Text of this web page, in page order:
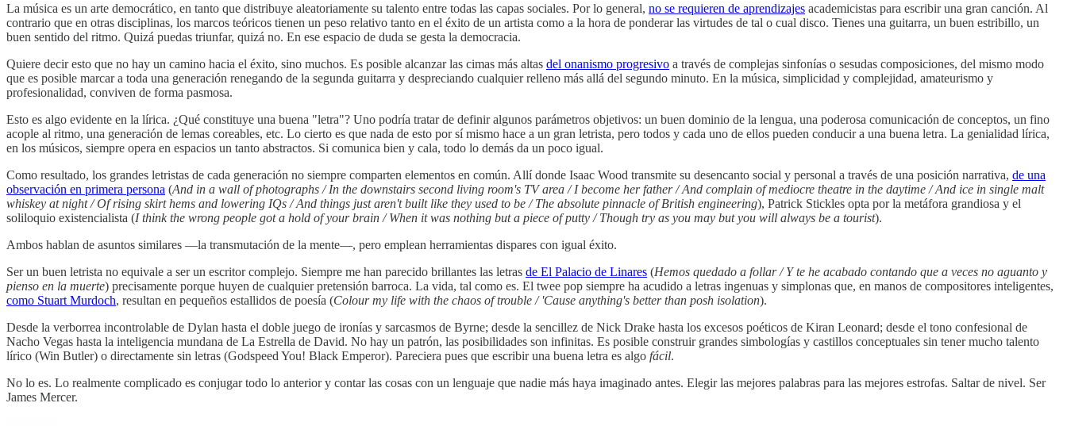
La música es un arte democrático, en tanto que distribuye aleatoriamente su talento entre todas las capas sociales. Por lo general, no se requieren de aprendizajes academicistas para escribir una gran canción. Al
contrario que en otras disciplinas, los marcos teóricos tienen un peso relativo tanto en el éxito de un artista como a la hora de ponderar las virtudes de tal o cual disco. Tienes una guitarra, un buen estribillo, un
buen sentido del ritmo. Quizá puedas triunfar, quizá no. En ese espacio de duda se gesta la democracia.
Quiere decir esto que no hay un camino hacia el éxito, sino muchos. Es posible alcanzar las cimas más altas del onanismo progresivo a través de complejas sinfonías o sesudas composiciones, del mismo modo
que es posible marcar a toda una generación renegando de la segunda guitarra y despreciando cualquier relleno más allá del segundo minuto. En la música, simplicidad y complejidad, amateurismo y
profesionalidad, conviven de forma pasmosa.
Esto es algo evidente en la lírica. ¿Qué constituye una buena "letra"? Uno podría tratar de definir algunos parámetros objetivos: un buen dominio de la lengua, una poderosa comunicación de conceptos, un fino
acople al ritmo, una generación de lemas coreables, etc. Lo cierto es que nada de esto por sí mismo hace a un gran letrista, pero todos y cada uno de ellos pueden conducir a una buena letra. La genialidad lírica,
en los músicos, siempre opera en espacios un tanto abstractos. Si comunica bien y cala, todo lo demás da un poco igual.
Como resultado, los grandes letristas de cada generación no siempre comparten elementos en común. Allí donde Isaac Wood transmite su desencanto social y personal a través de una posición narrativa, de una
observación en primera persona (And in a wall of photographs / In the downstairs second living room's TV area / I become her father / And complain of mediocre theatre in the daytime / And ice in single malt
whiskey at night / Of rising skirt hems and lowering IQs / And things just aren't built like they used to be / The absolute pinnacle of British engineering), Patrick Stickles opta por la metáfora grandiosa y el
soliloquio existencialista (I think the wrong people got a hold of your brain / When it was nothing but a piece of putty / Though try as you may but you will always be a tourist).
Ambos hablan de asuntos similares —la transmutación de la mente—, pero emplean herramientas dispares con igual éxito.
Ser un buen letrista no equivale a ser un escritor complejo. Siempre me han parecido brillantes las letras de El Palacio de Linares (Hemos quedado a follar / Y te he acabado contando que a veces no aguanto y
pienso en la muerte) precisamente porque huyen de cualquier pretensión barroca. La vida, tal como es. El twee pop siempre ha acudido a letras ingenuas y simplonas que, en manos de compositores inteligentes,
como Stuart Murdoch, resultan en pequeños estallidos de poesía (Colour my life with the chaos of trouble / 'Cause anything's better than posh isolation).
Desde la verborrea incontrolable de Dylan hasta el doble juego de ironías y sarcasmos de Byrne; desde la sencillez de Nick Drake hasta los excesos poéticos de Kiran Leonard; desde el tono confesional de
Nacho Vegas hasta la inteligencia mundana de La Estrella de David. No hay un patrón, las posibilidades son infinitas. Es posible construir grandes simbologías y castillos conceptuales sin tener mucho talento
lírico (Win Butler) o directamente sin letras (Godspeed You! Black Emperor). Pareciera pues que escribir una buena letra es algo fácil.
No lo es. Lo realmente complicado es conjugar todo lo anterior y contar las cosas con un lenguaje que nadie más haya imaginado antes. Elegir las mejores palabras para las mejores estrofas. Saltar de nivel. Ser
James Mercer.